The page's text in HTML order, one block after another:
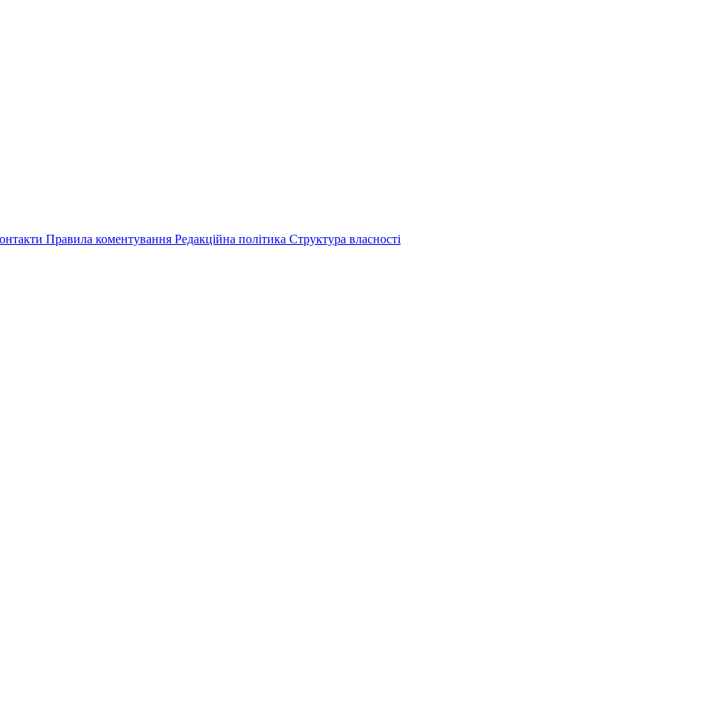
Правила коментування Редакційна політика Структура власності